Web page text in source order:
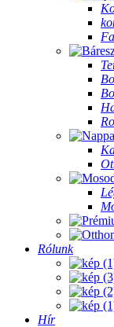
Rólunk
Hír